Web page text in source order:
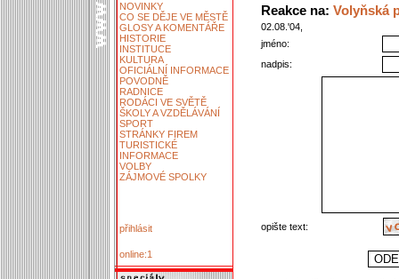
NOVINKY
CO SE DĚJE VE MĚSTĚ
GLOSY A KOMENTÁŘE
HISTORIE
INSTITUCE
KULTURA
OFICIÁLNÍ INFORMACE
POVODNĚ
RADNICE
RODÁCI VE SVĚTĚ
ŠKOLY A VZDĚLÁVÁNÍ
SPORT
STRÁNKY FIREM
TURISTICKÉ
INFORMACE
VOLBY
ZÁJMOVÉ SPOLKY
přihlásit
online:1
Reakce na: Volyňská
02.08.'04,
jméno:
nadpis:
opište text: